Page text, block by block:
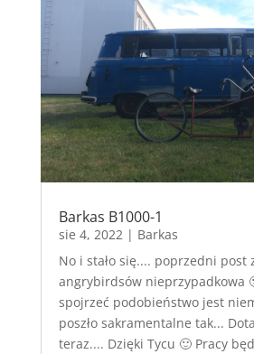
Barkas B1000-1
sie 4, 2022| Barkas
No i stało się.... poprzedni post
angrybirdsów nieprzypadkowa
spojrzeć podobieństwo jest
poszło sakramentalne tak...
teraz.... Dzięki Tycu 🙂 Pracy